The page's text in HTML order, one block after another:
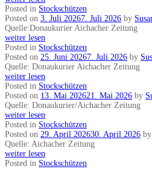
Posted in Stockschützen
Posted on 3. Juli 20267. Juli 2026 by
Quelle:Donaukurier Aichacher Zeitung
weiter lesen
Posted in Stockschützen
Posted on 25. Juni 20267. Juli 2026 by
Quelle: Donaukurier Aichacher Zeitung
weiter lesen
Posted in Stockschützen
Posted on 13. Mai 202621. Mai 2026 by
Quelle: Donaukurier/Aichacher Zeitung
weiter lesen
Posted in Stockschützen
Posted on 29. April 202630. April 2026 by
Quelle: Aichacher Zeitung
weiter lesen
Posted in Stockschützen